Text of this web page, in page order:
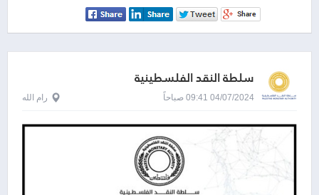
سلطة النقد الفلسطينية
04/07/2024 09:41 صباحاً رام الله